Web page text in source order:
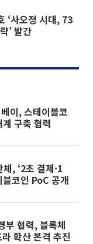
‘사오정 시대, 73
’ 발간
이, 스테이블코
구축 협력
, ‘2초 결제·1
코인 PoC 공개
부 협력, 블록체
확산 본격 추진